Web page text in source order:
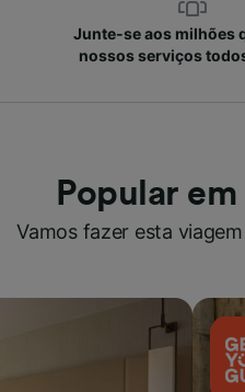
Junte-se aos milhões
nossos serviços
Popular em
Vamos fazer esta